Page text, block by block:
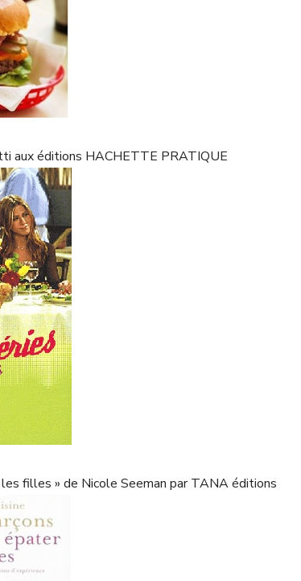
aux éditions HACHETTE PRATIQUE
filles » de Nicole Seeman par TANA éditions